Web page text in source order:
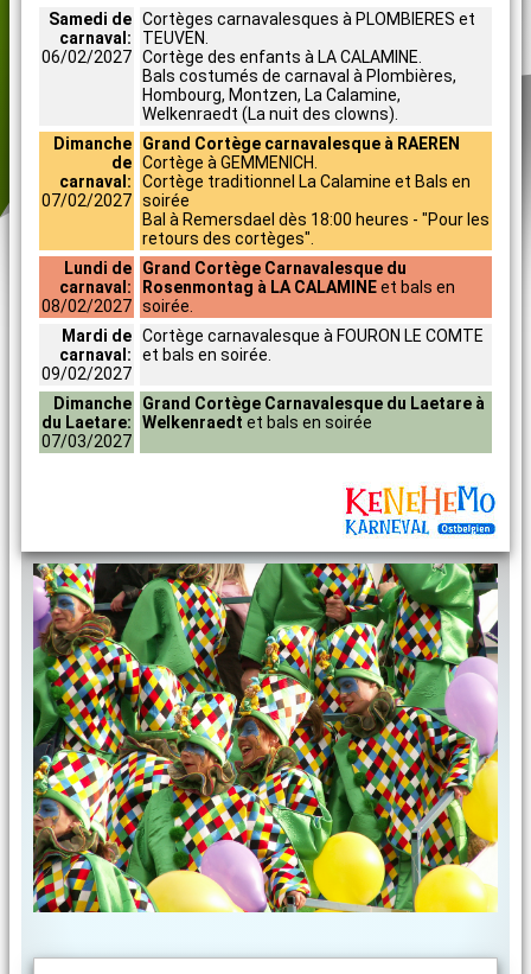
Samedi de
carnaval:
06/02/2027
Cortèges carnavalesques à PLOMBIERES et
TEUVEN.
Cortège des enfants à LA CALAMINE.
Bals costumés de carnaval à Plombières,
Hombourg, Montzen, La Calamine,
Welkenraedt (La nuit des clowns).
Dimanche
de
carnaval:
07/02/2027
Grand Cortège carnavalesque à RAEREN
Cortège à GEMMENICH.
Cortège traditionnel La Calamine et Bals en
soirée
Bal à Remersdael dès 18:00 heures - "Pour les
retours des cortèges".
Lundi de
carnaval:
08/02/2027
Grand Cortège Carnavalesque du
Rosenmontag à LA CALAMINEet bals en
soirée.
Mardi de
carnaval:
09/02/2027
Cortège carnavalesque à FOURON LE COMTE
et bals en soirée.
Dimanche
du Laetare:
07/03/2027
Grand Cortège Carnavalesque du Laetare à
Welkenraedt et bals en soirée